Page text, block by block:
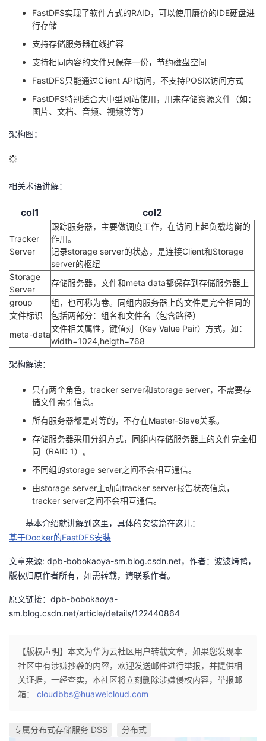
FastDFS实现了软件方式的RAID，可以使用廉价的IDE硬盘进
行存储
支持存储服务器在线扩容
支持相同内容的文件只保存一份，节约磁盘空间
FastDFS只能通过Client API访问，不支持POSIX访问方式
FastDFS特别适合大中型网站使用，用来存储资源文件（如：
图片、文档、音频、视频等等）
架构图：
相关术语讲解：
col1 col2
Tracker
Server
跟踪服务器，主要做调度工作，在访问上起负载均衡的
作用。
记录storage server的状态，是连接Client和Storage
server的枢纽
Storage
Server
存储服务器，文件和meta data都保存到存储服务器上
group
组，也可称为卷。同组内服务器上的文件是完全相同的
文件标识
包括两部分：组名和文件名（包含路径）
meta-data
文件相关属性，键值对（Key Value Pair）方式，如：
width=1024,heigth=768
架构解读：
只有两个角色，tracker server和storage server，不需要存
储文件索引信息。
所有服务器都是对等的，不存在Master-Slave关系。
存储服务器采用分组方式，同组内存储服务器上的文件完全相
同（RAID 1）。
不同组的storage server之间不会相互通信。
由storage server主动向tracker server报告状态信息，
tracker server之间不会相互通信。
基本介绍就讲解到这里，具体的安装篇在这儿：
基于Docker的FastDFS安装
文章来源: dpb-bobokaoya-sm.blog.csdn.net，作者：波波烤鸭，
版权归原作者所有，如需转载，请联系作者。
原文链接：dpb-bobokaoya-
sm.blog.csdn.net/article/details/122440864
【版权声明】本文为华为云社区用户转载文章，如果您发现本
社区中有涉嫌抄袭的内容，欢迎发送邮件进行举报，并提供相
关证据，一经查实，本社区将立刻删除涉嫌侵权内容，举报邮
箱： cloudbbs@huaweicloud.com
专属分布式存储服务 DSS 分布式